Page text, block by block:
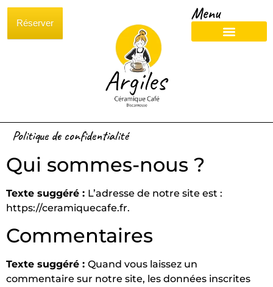
Réserver Menu
Politique de confidentialité
Qui sommes-nous ?
Texte suggéré : L’adresse de notre site est :
https://ceramiquecafe.fr.
Commentaires
Texte suggéré : Quand vous laissez un
commentaire sur notre site, les données inscrites